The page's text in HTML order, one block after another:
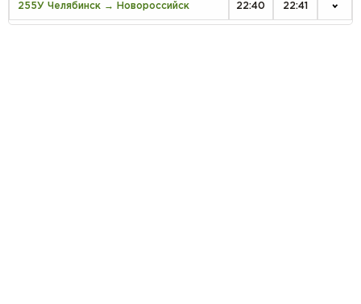
255У Челябинск → Новороссийск 22:40 22:41